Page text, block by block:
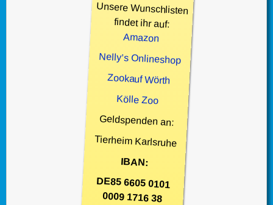
Unsere Wunschlisten
findet ihr auf:
Amazon
Nelly’s Onlineshop
Zookauf Wörth
Kölle Zoo
Geldspenden an:
Tierheim Karlsruhe
IBAN:
DE85 6605 0101
0009 1716 38